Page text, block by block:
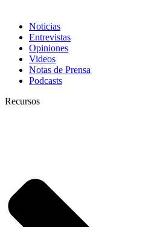
Noticias
Entrevistas
Opiniones
Videos
Notas de Prensa
Podcasts
Recursos